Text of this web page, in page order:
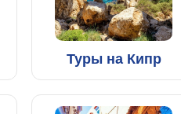
Туры на Кипр